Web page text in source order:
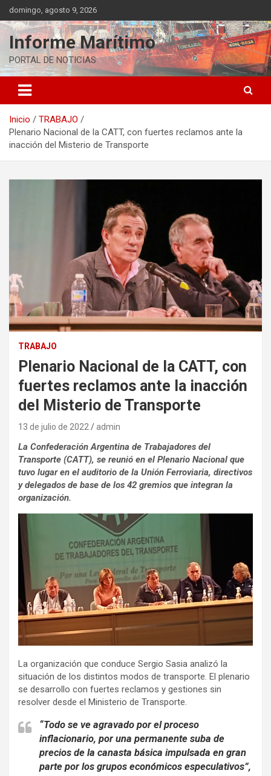
Saltar
al
contenido
domingo, agosto 9, 2026
Informe Marítimo
PORTAL DE NOTICIAS
Inicio
TRABAJO
Plenario Nacional de la CATT, con fuertes reclamos ante la
inacción del Misterio de Transporte
TRABAJO
Plenario Nacional de la CATT, con
fuertes reclamos ante la inacción
del Misterio de Transporte
13 de julio de 2022 admin
La Confederación Argentina de Trabajadores del
Transporte (CATT), se reunió en el Plenario Nacional que
tuvo lugar en el auditorio de la Unión Ferroviaria, directivos
y delegados de base de los 42 gremios que integran la
organización.
La organización que conduce Sergio Sasia analizó la
situación de los distintos modos de transporte. El plenario
se desarrollo con fuertes reclamos y gestiones sin
resolver desde el Ministerio de Transporte.
“Todo se ve agravado por el proceso
inflacionario, por una permanente suba de
precios de la canasta básica impulsada en gran
parte por los grupos económicos especulativos”,